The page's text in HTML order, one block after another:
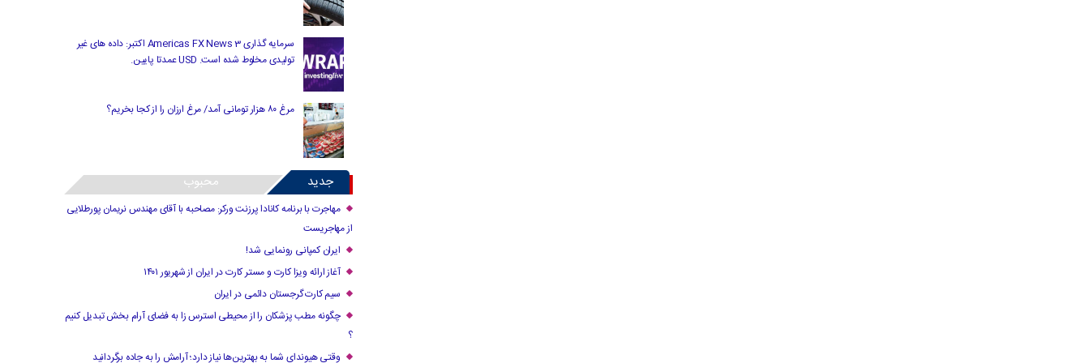
سرمایه گذاری Americas FX News 3 اکتبر: داده های غیر
تولیدی مخلوط شده است. USD عمدتا پایین.
مرغ ۸۰ هزار تومانی آمد/ مرغ ارزان را از کجا بخریم؟
جدید محبوب
مهاجرت با برنامه کانادا پرزنت ورکر: مصاحبه با آقای مهندس نریمان پورطلایی
از مهاجریست
ایران کمپانی رونمایی شد!
آغاز ارائه ویزا کارت و مستر کارت در ایران از شهریور ۱۴۰۱
سیم کارت گرجستان دائمی در ایران
چگونه مطب پزشکان را از محیطی استرس زا به فضای آرام بخش تبدیل کنیم
؟
وقتی هیوندای شما به بهترین‌ها نیاز دارد؛ آرامش را به جاده برگردانید